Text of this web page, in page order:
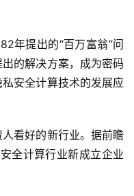
年提出的“百万富翁”问
的解决方案，成为密码
安全计算技术的发展应
看好的新行业。据前瞻
全计算行业新成立企业